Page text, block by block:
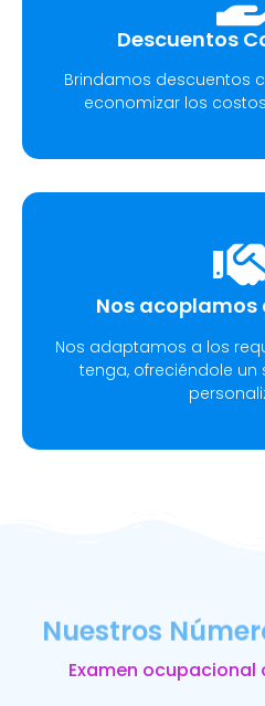
Descuentos
Brindamos descuentos
economizar los
Nos acoplamos
Nos adaptamos a los
tenga, ofreciéndole
Nuestros
Examen ocupacional